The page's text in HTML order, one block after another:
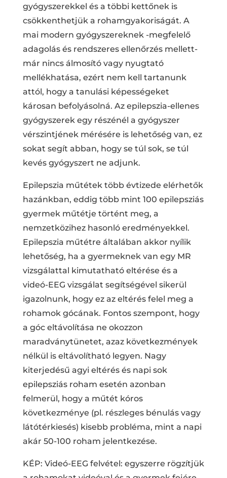
gyógyszerekkel és a többi kettőnek is
csökkenthetjük a rohamgyakoriságát. A
mai modern gyógyszereknek -megfelelő
adagolás és rendszeres ellenőrzés mellett-
már nincs álmosító vagy nyugtató
mellékhatása, ezért nem kell tartanunk
attól, hogy a tanulási képességeket
károsan befolyásolná. Az epilepszia-ellenes
gyógyszerek egy részénél a gyógyszer
vérszintjének mérésére is lehetőség van, ez
sokat segít abban, hogy se túl sok, se túl
kevés gyógyszert ne adjunk.
Epilepszia műtétek több évtizede elérhetők
hazánkban, eddig több mint 100 epilepsziás
gyermek műtétje történt meg, a
nemzetközihez hasonló eredményekkel.
Epilepszia műtétre általában akkor nyílik
lehetőség, ha a gyermeknek van egy MR
vizsgálattal kimutatható eltérése és a
videó-EEG vizsgálat segítségével sikerül
igazolnunk, hogy ez az eltérés felel meg a
rohamok gócának. Fontos szempont, hogy
a góc eltávolítása ne okozzon
maradványtünetet, azaz következmények
nélkül is eltávolítható legyen. Nagy
kiterjedésű agyi eltérés és napi sok
epilepsziás roham esetén azonban
felmerül, hogy a műtét kóros
következménye (pl. részleges bénulás vagy
látótérkiesés) kisebb probléma, mint a napi
akár 50-100 roham jelentkezése.
KÉP: Videó-EEG felvétel: egyszerre rögzítjük